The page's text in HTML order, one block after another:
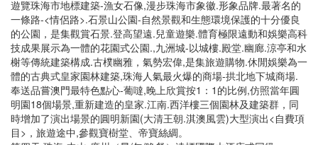
遊覽珠海市地標建築-漁女石像,漫步珠海市象徽.形象品牌.最著名的
一條路-<情侶路>.石景山公園-自然景觀和生態環境保護的十分優良
的公園，是集觀賞石景.登高望遠.兒童遊樂.體育極限遠動和娛樂高科
技成果展示為一體的花園式公園.,九洲城-以城樓.殿堂.幽廊.涼亭和水
榭等傳統建築構成.古樸幽雅，氣勢宏偉,是集旅遊購物.休閒娛樂為一
體的古典式皇家園林建築,珠海人氣最火爆的商場-拱北地下城商場.
奉送品嘗澳門最特色點心-葡噠,晚上欣賞按1：1的比例,仿照當年圓
明園18個場景,重新建造的皇家.江南.西洋樓三個園林及建築群，同
時增加了演出場景的圓明新園(大清王朝.淇澳風雲)大型演出<自費項
目>，旅遊途中,參觀寶樹堂、帝寶絲綢。